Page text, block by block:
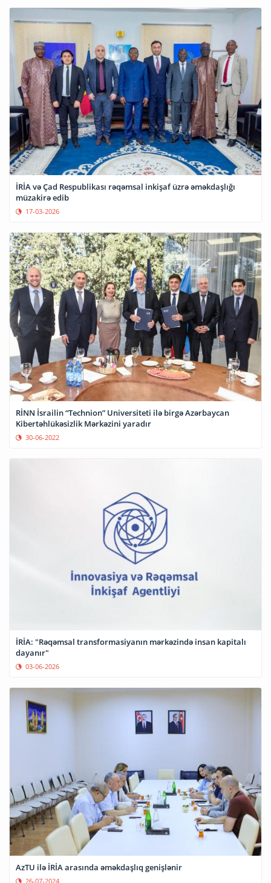
İRİA və Çad Respublikası rəqəmsal inkişaf üzrə əməkdaşlığı
müzakirə edib
17-03-2026
RİNN İsrailin “Technion” Universiteti ilə birgə Azərbaycan
30-06-2022
İRİA: "Rəqəmsal transformasiyanın mərkəzində insan kapitalı
dayanır"
03-06-2026
AzTU ilə İRİA arasında əməkdaşlıq genişlənir
26-07-2024